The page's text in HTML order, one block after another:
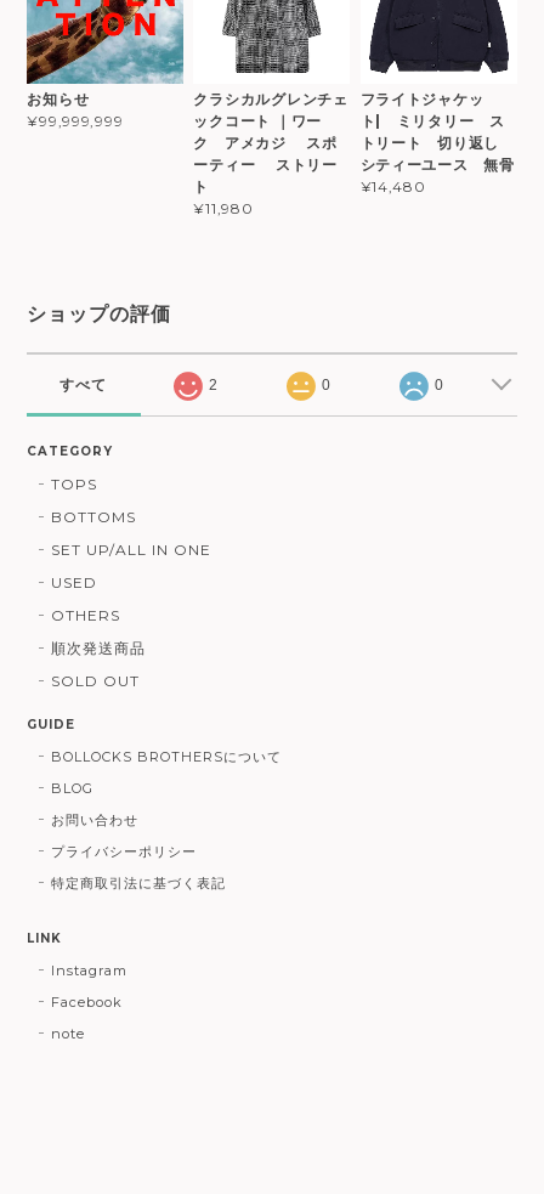
お知らせ
¥99,999,999
クラシカルグレンチェ
ックコート ｜ワー
ク アメカジ スポ
ーティー ストリー
ト
¥11,980
フライトジャケッ
ト| ミリタリー ス
トリート 切り返し
シティーユース 無骨
¥14,480
ショップの評価
すべて 2 0 0
CATEGORY
TOPS
BOTTOMS
SET UP/ALL IN ONE
USED
OTHERS
順次発送商品
SOLD OUT
GUIDE
BOLLOCKS BROTHERSについて
BLOG
お問い合わせ
プライバシーポリシー
特定商取引法に基づく表記
LINK
Instagram
Facebook
note